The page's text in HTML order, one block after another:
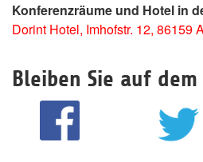
Konferenzräume und Hotel in
Dorint Hotel, Imhofstr. 12, 86159
Bleiben Sie auf